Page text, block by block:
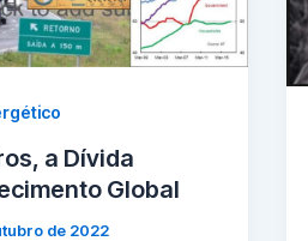
a Dívida
Global
de 2022